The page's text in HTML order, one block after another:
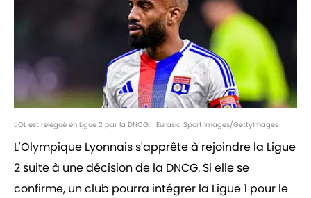
L'OL est relégué en Ligue 2 par la DNCG. | Eurasia Sport Images/GettyImages
L'Olympique Lyonnais s'apprête à rejoindre la Ligue
2 suite à une décision de la DNCG. Si elle se
confirme, un club pourra intégrer la Ligue 1 pour le